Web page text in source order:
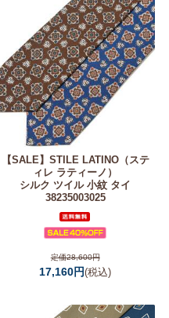
【SALE】 STILE LATINO（ステ
ィレ ラティーノ）
シルク ツイル 小紋 タイ
38235003025
定価28,600円
17,160円(税込)